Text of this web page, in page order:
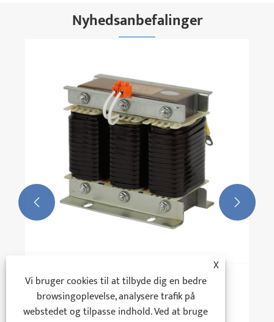
Nyhedsanbefalinger
Hvorfor kaldes serreaktor en nøglerolle i
elsystemet?
 
X
Vi bruger cookies til at tilbyde dig en bedre
browsingoplevelse, analysere trafik på
webstedet og tilpasse indhold. Ved at bruge